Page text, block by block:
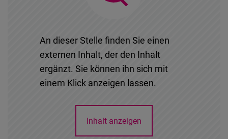
An dieser Stelle finden Sie einen
externen Inhalt, der den Inhalt
ergänzt. Sie können ihn sich mit
einem Klick anzeigen lassen.
Inhalt anzeigen